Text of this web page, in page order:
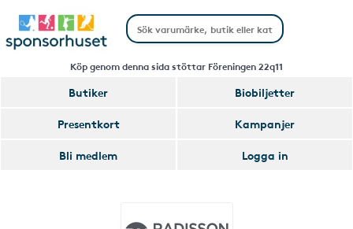
Köp genom denna sida stöttar Föreningen 22q11
Butiker
Biobiljetter
Presentkort
Kampanjer
Bli medlem
Logga in